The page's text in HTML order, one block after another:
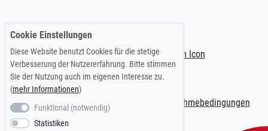
Impressum |Datenschutzerklärung Teilnahmebedingungen
Cookie Einstellungen
Diese Website benutzt Cookies für die stetige
Verbesserung der Nutzererfahrung. Bitte stimmen
Sie der Nutzung auch im eigenen Interesse zu.
(mehr Informationen)
Funktional (notwendig)
Statistiken